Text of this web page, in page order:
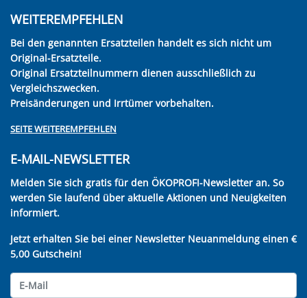
WEITEREMPFEHLEN
Bei den genannten Ersatzteilen handelt es sich nicht um
Original-Ersatzteile.
Original Ersatzteilnummern dienen ausschließlich zu
Vergleichszwecken.
Preisänderungen und Irrtümer vorbehalten.
SEITE WEITEREMPFEHLEN
E-MAIL-NEWSLETTER
Melden Sie sich gratis für den ÖKOPROFI-Newsletter an. So
werden Sie laufend über aktuelle Aktionen und Neuigkeiten
informiert.
Jetzt erhalten Sie bei einer Newsletter Neuanmeldung einen €
5,00 Gutschein!